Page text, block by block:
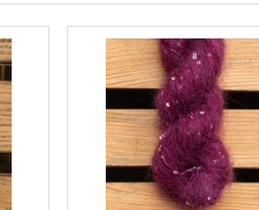
Bureta - Dark Chocolate
75,00 zł
Cena regularna:90,00 zł
Najniższa cena:90,00 zł